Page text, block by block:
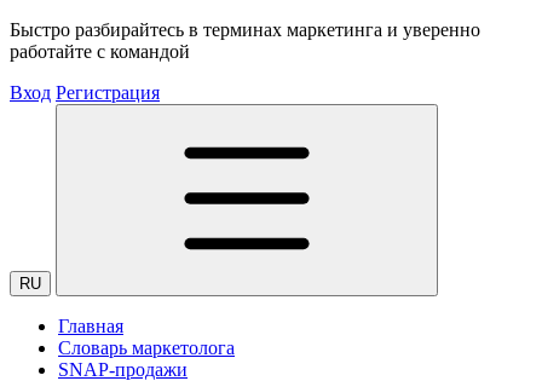
Быстро разбирайтесь в терминах маркетинга и уверенно
работайте с командой
Вход Регистрация
RU
Главная
Словарь маркетолога
SNAP-продажи